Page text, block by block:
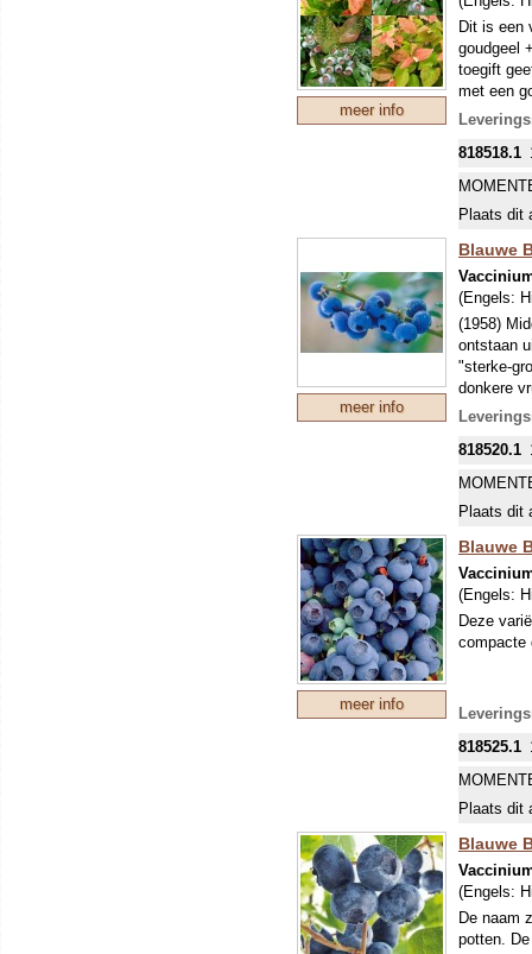
meer info
Dit is een
goudgeel
toegift
met een
Een
In 2018
818518.1
Plaats dit
meer info
Blauwe
(Engels:
(1958)
ontstaan
"sterke-
donkere
noemen!
818520.1
Plaats dit
meer info
Blauwe
(Engels:
Deze
compacte
818525.1
Plaats dit
Blauwe
(Engels:
De naam
potten.